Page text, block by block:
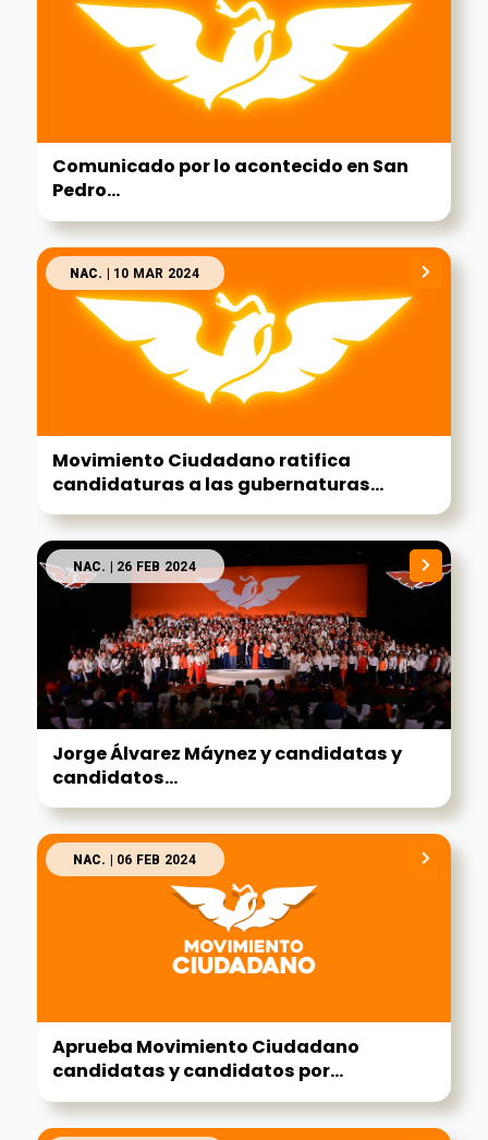
Comunicado por lo acontecido en San
Pedro...
NAC. | 10 MAR 2024
Movimiento Ciudadano ratifica
candidaturas a las gubernaturas...
NAC. | 26 FEB 2024
Jorge Álvarez Máynez y candidatas y
candidatos...
NAC. | 06 FEB 2024
Aprueba Movimiento Ciudadano
candidatas y candidatos por...